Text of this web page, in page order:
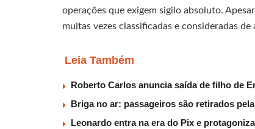
operações que exigem sigilo absoluto.
muitas vezes classificadas e consideradas
Leia Também
Roberto Carlos anuncia saída de filho de
Briga no ar: passageiros são retirados
Leonardo entra na era do Pix e